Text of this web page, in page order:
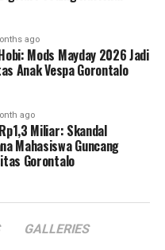
ago
Mods Mayday 2026 Jadi
Anak Vespa Gorontalo
ago
Miliar: Skandal
Mahasiswa Guncang
Gorontalo
GALLERIES